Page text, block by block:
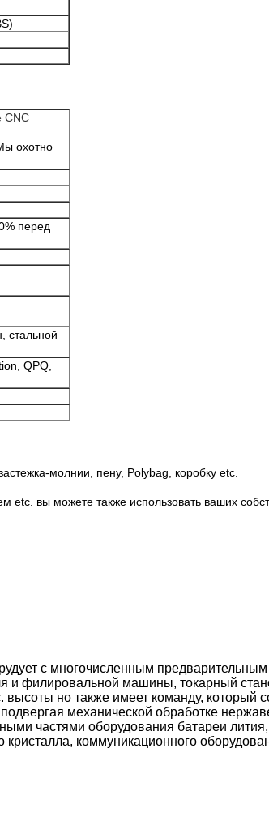
CNC
охотно
перед
стальной
QPQ,
молнии, пену, Polybag, коробку etc.
вы можете также использовать ваших
с многочисленным
и филировальной машины, токарный
но также имеет команду, который
механической обработке
частями оборудования батареи
коммуникационного